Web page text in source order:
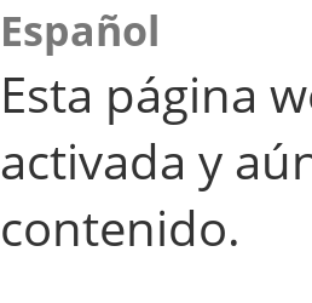
Español
Esta página
activada y
contenido.